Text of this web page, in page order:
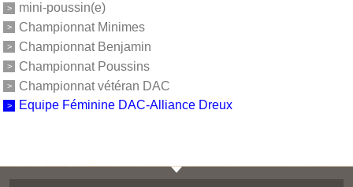
mini-poussin(e)
Championnat Minimes
Championnat Benjamin
Championnat Poussins
Championnat vétéran DAC
Equipe Féminine DAC-Alliance Dreux